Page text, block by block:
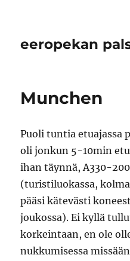
eeropekan
Munchen
Puoli tuntia etuajassa
oli jonkun 5-10min
ihan täynnä, A330-
(turistiluokassa,
pääsi kätevästi
joukossa). Ei kyllä
korkeintaan, en ole
nukkumisessa